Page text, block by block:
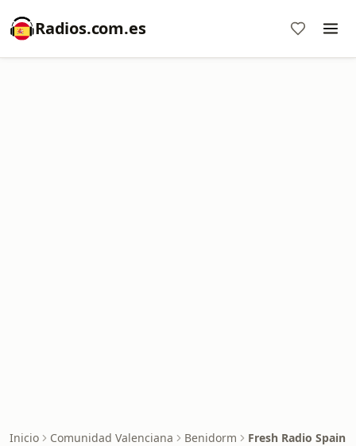
Radios.com.es
Inicio Comunidad Valenciana Benidorm Fresh Radio Spain